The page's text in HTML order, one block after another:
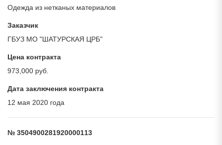
Одежда из нетканых материалов
Заказчик
ГБУЗ МО "ШАТУРСКАЯ ЦРБ"
Цена контракта
973,000 руб.
Дата заключения контракта
12 мая 2020 года
№ 3504900281920000113